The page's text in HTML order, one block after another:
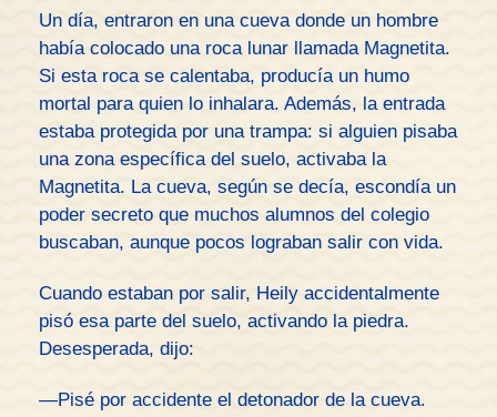
Un día, entraron en una cueva donde un hombre
había colocado una roca lunar llamada Magnetita.
Si esta roca se calentaba, producía un humo
mortal para quien lo inhalara. Además, la entrada
estaba protegida por una trampa: si alguien pisaba
una zona específica del suelo, activaba la
Magnetita. La cueva, según se decía, escondía un
poder secreto que muchos alumnos del colegio
buscaban, aunque pocos lograban salir con vida.
Cuando estaban por salir, Heily accidentalmente
pisó esa parte del suelo, activando la piedra.
Desesperada, dijo:
—Pisé por accidente el detonador de la cueva.